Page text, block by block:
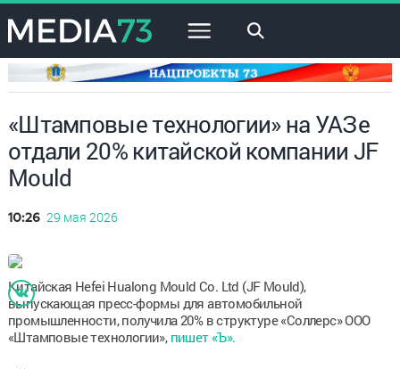
×
«Штамповые технологии» на УАЗе
отдали 20% китайской компании JF
Mould
10:26 29 мая 2026
Китайская Hefei Hualong Mould Co. Ltd (JF Mould),
выпускающая пресс-формы для автомобильной
промышленности, получила 20% в структуре «Соллерс» ООО
«Штамповые технологии», пишет «Ъ».